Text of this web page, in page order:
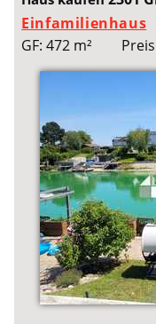
Einfamilienhaus
GF: 472 m²